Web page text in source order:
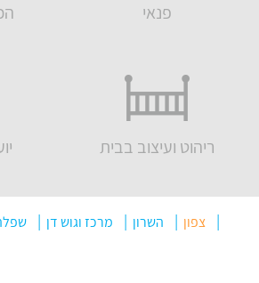
פנאי
ריהוט ועיצוב בבית
צפון השרון מרכז וגוש דן